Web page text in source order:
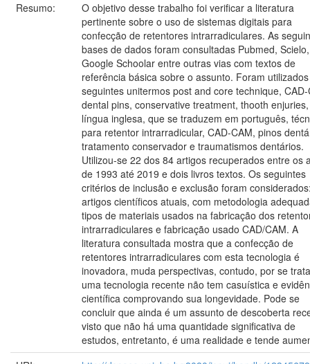
Resumo:
O objetivo desse trabalho foi verificar a literatura
pertinente sobre o uso de sistemas digitais para
confecção de retentores intrarradiculares. As
bases de dados foram consultadas Pubmed, Scielo,
Google Schoolar entre outras vias com textos de
referência básica sobre o assunto. Foram
seguintes unitermos post and core technique,
dental pins, conservative treatment, thooth
língua inglesa, que se traduzem em português,
para retentor intrarradicular, CAD-CAM, pinos
tratamento conservador e traumatismos dentários.
Utilizou-se 22 dos 84 artigos recuperados entre os
de 1993 até 2019 e dois livros textos. Os seguintes
critérios de inclusão e exclusão foram
artigos científicos atuais, com metodologia
tipos de materiais usados na fabricação dos
intrarradiculares e fabricação usado CAD/CAM. A
literatura consultada mostra que a confecção de
retentores intrarradiculares com esta tecnologia é
inovadora, muda perspectivas, contudo, por se
uma tecnologia recente não tem casuística e
científica comprovando sua longevidade. Pode se
concluir que ainda é um assunto de descoberta
visto que não há uma quantidade significativa de
estudos, entretanto, é uma realidade e tende